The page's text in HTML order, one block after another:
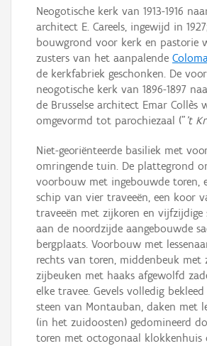
Neogotische kerk van 1913-1916
architect E. Careels, ingewijd in
bouwgrond voor kerk en pastorie
zusters van het aanpalende
de kerkfabriek geschonken. De
neogotische kerk van 1896-1897
de Brusselse architect Emar Collès
omgevormd tot parochiezaal (" 't
Niet-georiënteerde basiliek met
omringende tuin. De plattegrond
voorbouw met ingebouwde toren,
schip van vier traveeën, een koor
traveeën met zijkoren en vijfzijdige
aan de noordzijde aangebouwde
bergplaats. Voorbouw met
rechts van toren, middenbeuk met
zijbeuken met haaks afgewolfd
elke travee. Gevels volledig
steen van Montauban, daken met
(in het zuidoosten) gedomineerd
toren met octogonaal klokkenhuis